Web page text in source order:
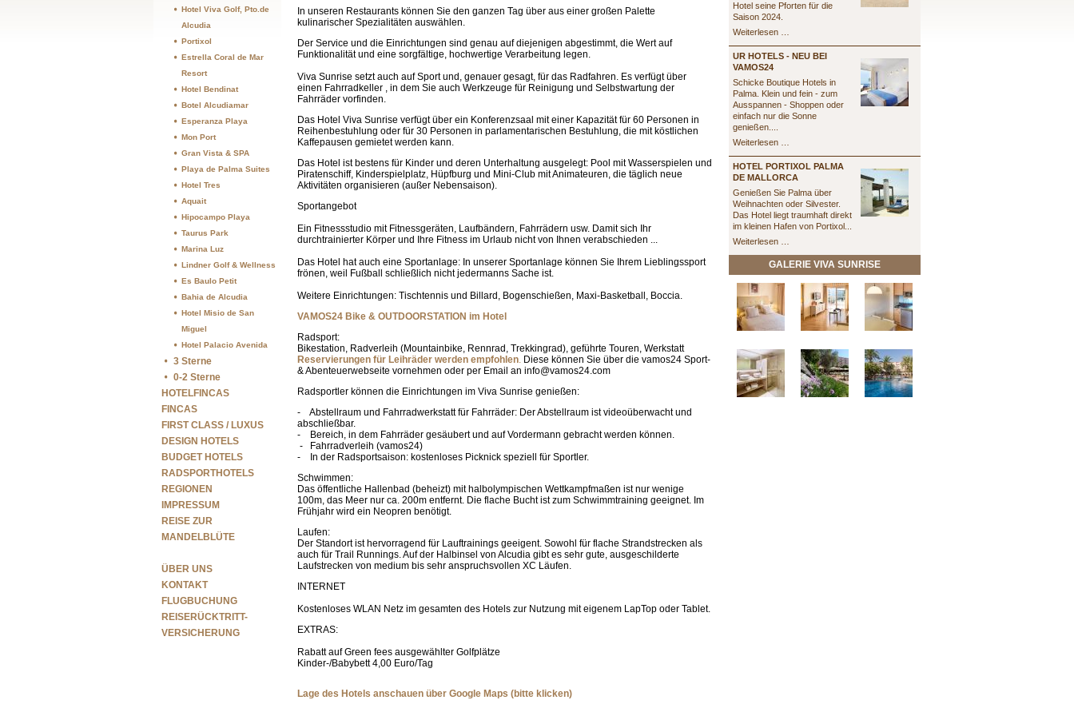
In unseren Restaurants können Sie den ganzen Tag über aus einer großen Palette
kulinarischer Spezialitäten auswählen.
Der Service und die Einrichtungen sind genau auf diejenigen abgestimmt, die Wert auf
Funktionalität und eine sorgfältige, hochwertige Verarbeitung legen.
Viva Sunrise setzt auch auf Sport und, genauer gesagt, für das Radfahren. Es verfügt über
einen Fahrradkeller , in dem Sie auch Werkzeuge für Reinigung und Selbstwartung der
Fahrräder vorfinden.
Das Hotel Viva Sunrise verfügt über ein Konferenzsaal mit einer Kapazität für 60 Personen in
Reihenbestuhlung oder für 30 Personen in parlamentarischen Bestuhlung, die mit köstlichen
Kaffepausen gemietet werden kann.
Das Hotel ist bestens für Kinder und deren Unterhaltung ausgelegt: Pool mit Wasserspielen und
Piratenschiff, Kinderspielplatz, Hüpfburg und Mini-Club mit Animateuren, die täglich neue
Aktivitäten organisieren (außer Nebensaison).
Sportangebot
Ein Fitnessstudio mit Fitnessgeräten, Laufbändern, Fahrrädern usw. Damit sich Ihr
durchtrainierter Körper und Ihre Fitness im Urlaub nicht von Ihnen verabschieden ...
Das Hotel hat auch eine Sportanlage: In unserer Sportanlage können Sie Ihrem Lieblingssport
frönen, weil Fußball schließlich nicht jedermanns Sache ist.
Weitere Einrichtungen: Tischtennis und Billard, Bogenschießen, Maxi-Basketball, Boccia.
VAMOS24 Bike & OUTDOORSTATION im Hotel
Radsport:
Bikestation, Radverleih (Mountainbike, Rennrad, Trekkingrad), geführte Touren, Werkstatt
Reservierungen für Leihräder werden empfohlen. Diese können Sie über die vamos24 Sport-
& Abenteuerwebseite vornehmen oder per Email an info@vamos24.com
Radsportler können die Einrichtungen im Viva Sunrise genießen:
- Abstellraum und Fahrradwerkstatt für Fahrräder: Der Abstellraum ist videoüberwacht und
abschließbar.
- Bereich, in dem Fahrräder gesäubert und auf Vordermann gebracht werden können.
- Fahrradverleih (vamos24)
- In der Radsportsaison: kostenloses Picknick speziell für Sportler.
Schwimmen:
Das öffentliche Hallenbad (beheizt) mit halbolympischen Wettkampfmaßen ist nur wenige
100m, das Meer nur ca. 200m entfernt. Die flache Bucht ist zum Schwimmtraining geeignet. Im
Frühjahr wird ein Neopren benötigt.
Laufen:
Der Standort ist hervorragend für Lauftrainings geeigent. Sowohl für flache Strandstrecken als
auch für Trail Runnings. Auf der Halbinsel von Alcudia gibt es sehr gute, ausgeschilderte
Laufstrecken von medium bis sehr anspruchsvollen XC Läufen.
INTERNET
Kostenloses WLAN Netz im gesamten des Hotels zur Nutzung mit eigenem LapTop oder Tablet.
EXTRAS:
Rabatt auf Green fees ausgewählter Golfplätze
Kinder-/Babybett 4,00 Euro/Tag
Lage des Hotels anschauen über Google Maps (bitte klicken)
Hotel Viva Golf, Pto.de
Alcudia
Portixol
Estrella Coral de Mar
Resort
Hotel Bendinat
Botel Alcudiamar
Esperanza Playa
Mon Port
Gran Vista & SPA
Playa de Palma Suites
Hotel Tres
Aquait
Hipocampo Playa
Taurus Park
Marina Luz
Lindner Golf & Wellness
Es Baulo Petit
Bahia de Alcudia
Hotel Misio de San
Miguel
Hotel Palacio Avenida
3 Sterne
0-2 Sterne
HOTELFINCAS
FINCAS
FIRST CLASS / LUXUS
DESIGN HOTELS
BUDGET HOTELS
RADSPORTHOTELS
REGIONEN
IMPRESSUM
REISE ZUR
MANDELBLÜTE
Navigation
ÜBER UNS
KONTAKT
FLUGBUCHUNG
REISERÜCKTRITT-
VERSICHERUNG
Hotel seine Pforten für die
Saison 2024.
Weiterlesen …
UR HOTELS - NEU BEI
VAMOS24
Schicke Boutique Hotels in
Palma. Klein und fein - zum
Ausspannen - Shoppen oder
einfach nur die Sonne
genießen....
Weiterlesen …
-
Neu
vamos24
HOTEL PORTIXOL PALMA
DE MALLORCA
Genießen Sie Palma über
Weihnachten oder Silvester.
Das Hotel liegt traumhaft direkt
im kleinen Hafen von Portixol...
Weiterlesen …
Palma
de
Mallorca
GALERIE VIVA SUNRISE